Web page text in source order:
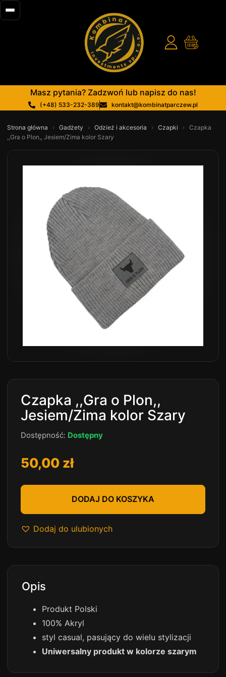
Masz pytania? Zadzwoń lub napisz do nas!
(+48) 533-232-389 kontakt@kombinatparczew.pl
Strona główna › Gadżety › Odzież i akcesoria › Czapki ›
Czapka
,,Gra o Plon,, Jesiem/Zima kolor Szary
Czapka ,,Gra o Plon,,
Jesiem/Zima kolor Szary
Dostępność: Dostępny
50,00 zł
DODAJ DO KOSZYKA
Dodaj do ulubionych
Opis
Produkt Polski
100% Akryl
styl casual, pasujący do wielu stylizacji
Uniwersalny produkt w kolorze szarym